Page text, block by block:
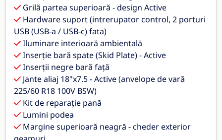
Grilă partea superioară - design Active
Hardware suport (intrerupator control, 2 porturi
USB (USB-a / USB-c) fata)
Iluminare interioară ambientală
Inserție bară spate (Skid Plate) - Active
Inserții negre bară față
Jante aliaj 18"x7.5 - Active (anvelope de vară
225/60 R18 100V BSW)
Kit de reparație pană
Lumini podea
Margine superioară neagră - cheder exterior